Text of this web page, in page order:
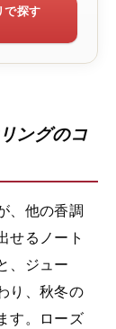
で探す
ングのコ
、他の香調
せるノート
、ジュー
り、秋冬の
す。ローズ